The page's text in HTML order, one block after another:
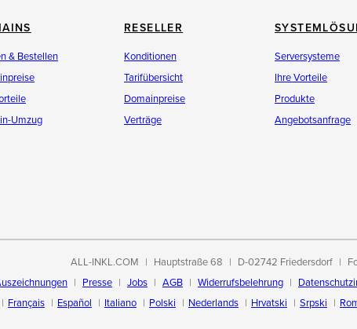
& Bestellen
Umzug
RESELLER
Konditionen
Tarifübersicht
Domainpreise
Verträge
Serversysteme
Ihre Vorteile
Produkte
Angebotsanfrage
ALL-INKL.COM Hauptstraße 68 D-02742 Friedersdorf
Presse Jobs AGB Widerrufsbelehrung
Français Español Italiano Polski Nederlands Hrvatski Srpski